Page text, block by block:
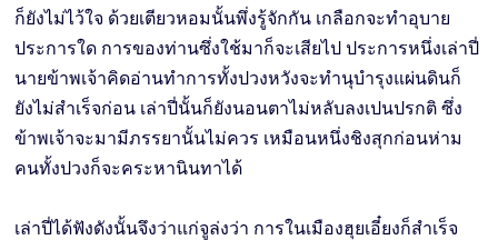
ก็ยังไม่ไว้ใจ ด้วยเตียวหอมนั้นพึ่งรู้จักกัน เกลือกจะทำอุบาย
ประการใด การของท่านซึ่งใช้มาก็จะเสียไป ประการหนึ่งเล่าปี่
นายข้าพเจ้าคิดอ่านทำการทั้งปวงหวังจะทำนุบำรุงแผ่นดินก็
ยังไม่สำเร็จก่อน เล่าปี่นั้นก็ยังนอนตาไม่หลับลงเปนปรกติ ซึ่ง
ข้าพเจ้าจะมามีภรรยานั้นไม่ควร เหมือนหนึ่งชิงสุกก่อนห่าม
คนทั้งปวงก็จะคระหานินทาได้
เล่าปี่ได้ฟังดังนั้นจึงว่าแก่จูล่งว่า การในเมืองฮุยเอี๋ยงก็สำเร็จ